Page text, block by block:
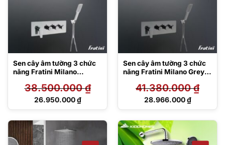
Sen cây âm tường 3 chức
năng Fratini Milano
39050608
38.500.000₫
Giá
38.500.000 ₫.
26.950.000₫
Giá
là:
26.950.000 ₫.
Sen cây âm tường 3 chức
năng Fratini Milano Grey
39050607GY
41.380.000₫
Giá
41.380.000 ₫.
28.966.000₫
Giá
tại
là:
28.966.000 ₫.